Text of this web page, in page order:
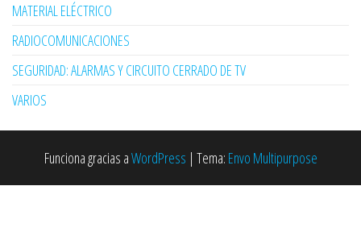
MATERIAL ELÉCTRICO
RADIOCOMUNICACIONES
SEGURIDAD: ALARMAS Y CIRCUITO CERRADO DE TV
VARIOS
Funciona gracias aWordPress | Tema: Envo Multipurpose